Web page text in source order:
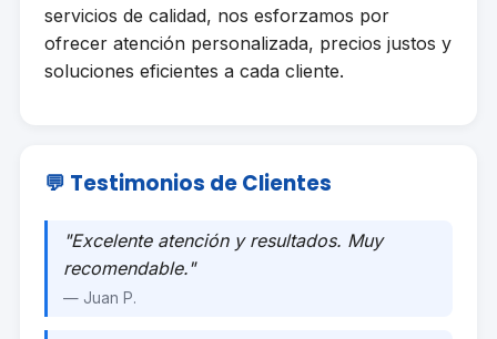
servicios de calidad, nos esforzamos por
ofrecer atención personalizada, precios justos y
soluciones eficientes a cada cliente.
💬 Testimonios de Clientes
"Excelente atención y resultados. Muy
recomendable."
— Juan P.